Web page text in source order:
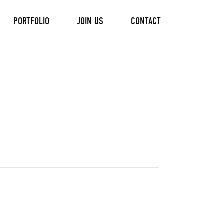
PORTFOLIO JOIN US CONTACT